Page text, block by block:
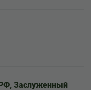
Заслуженный